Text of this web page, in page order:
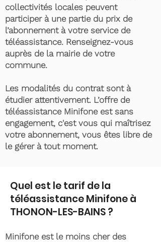
collectivités locales peuvent
participer à une partie du prix de
l’abonnement à votre service de
téléassistance. Renseignez-vous
auprès de la mairie de votre
commune.
Les modalités du contrat sont à
étudier attentivement. L’offre de
téléassistance Minifone est sans
engagement, c'est vous qui maîtrisez
votre abonnement, vous êtes libre de
le gérer à tout moment.
Quel est le tarif de la
téléassistance Minifone à
THONON-LES-BAINS ?
Minifone est le moins cher des